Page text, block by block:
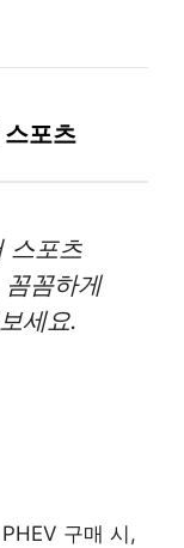
포츠
스포츠
꼼하게
세요.
구매 시,